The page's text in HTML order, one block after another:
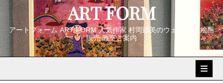
ART FORM
アートフォーム ART FORM 人気作家 村岡顕美のウェブ画廊 絵画
販売 教室ご案内